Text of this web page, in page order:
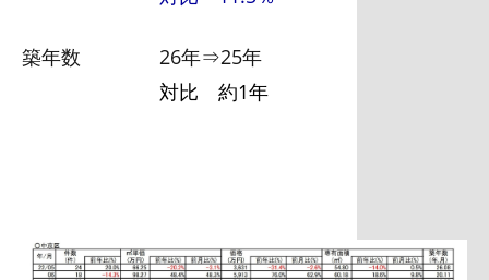
築年数 26年⇒25年
対比 約1年